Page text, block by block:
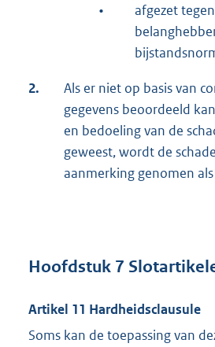
•
afgezet
2.
Als er niet op basis van
gegevens beoordeeld
en bedoeling van de
geweest, wordt de
aanmerking genomen
Hoofdstuk 7
Artikel 11 Hardheidsclausule
Soms kan de toepassing van